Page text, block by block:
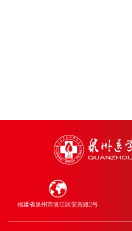
福建省泉州市洛江区安吉路2号